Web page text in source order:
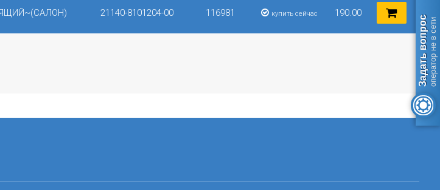
21140-8101204-00 116981 купить сейчас 190.00
Задать вопросоператор не в сети